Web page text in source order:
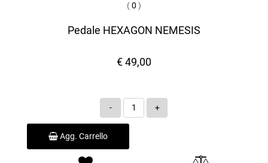
(0 )
Pedale HEXAGON NEMESIS
€ 49,00
Quantità
Agg. Carrello